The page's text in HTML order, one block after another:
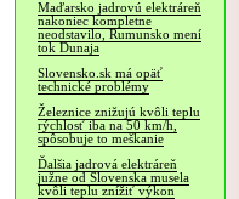
Maďarsko jadrovú elektráreň
nakoniec kompletne
neodstavilo, Rumunsko mení
tok Dunaja
Slovensko.sk má opäť
technické problémy
Železnice znižujú kvôli teplu
rýchlosť iba na 50 km/h,
spôsobuje to meškanie
Ďalšia jadrová elektráreň
južne od Slovenska musela
kvôli teplu znížiť výkon